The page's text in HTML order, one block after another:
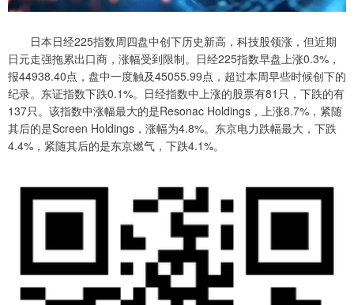
日本日经225指数周四盘中创下历史新高，科技股领涨，但近期
日元走强拖累出口商，涨幅受到限制。日经225指数早盘上涨0.3%，
报44938.40点，盘中一度触及45055.99点，超过本周早些时候创下的
纪录。东证指数下跌0.1%。日经指数中上涨的股票有81只，下跌的有
137只。该指数中涨幅最大的是Resonac Holdings，上涨8.7%，紧随
其后的是Screen Holdings，涨幅为4.8%。东京电力跌幅最大，下跌
4.4%，紧随其后的是东京燃气，下跌4.1%。